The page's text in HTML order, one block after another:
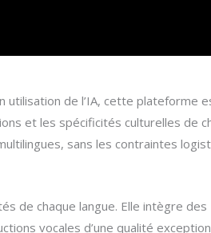
utilisation de l’IA, cette plateforme
et les spécificités culturelles de
sans les contraintes
de chaque langue. Elle intègre des
vocales d’une qualité